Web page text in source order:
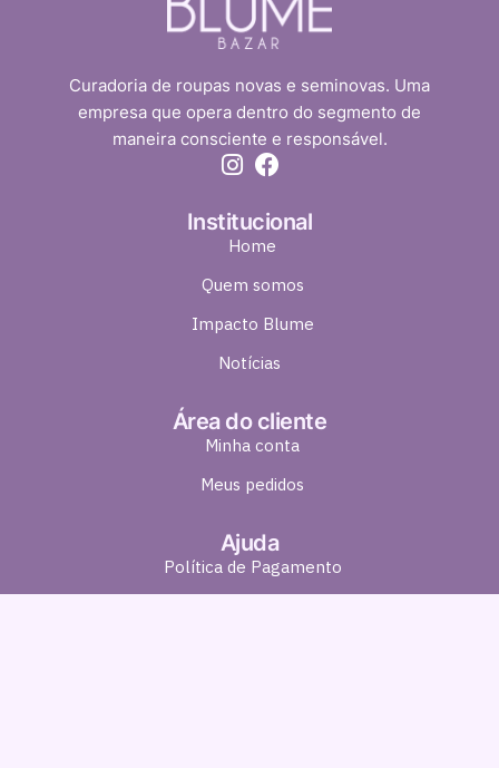
Curadoria de roupas novas e seminovas. Uma
empresa que opera dentro do segmento de
maneira consciente e responsável.
Institucional
Home
Quem somos
Impacto Blume
Notícias
Área do cliente
Minha conta
Meus pedidos
Ajuda
Política de Pagamento